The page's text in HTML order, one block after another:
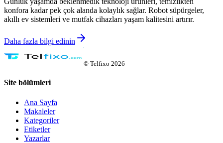
konfora kadar pek çok alanda kolaylık sağlar. Robot süpürgeler,
akıllı ev sistemleri ve mutfak cihazları yaşam kalitesini artırır.
Daha fazla bilgi edinin
© Telfixo 2026
Site bölümleri
Ana Sayfa
Makaleler
Kategoriler
Etiketler
Yazarlar